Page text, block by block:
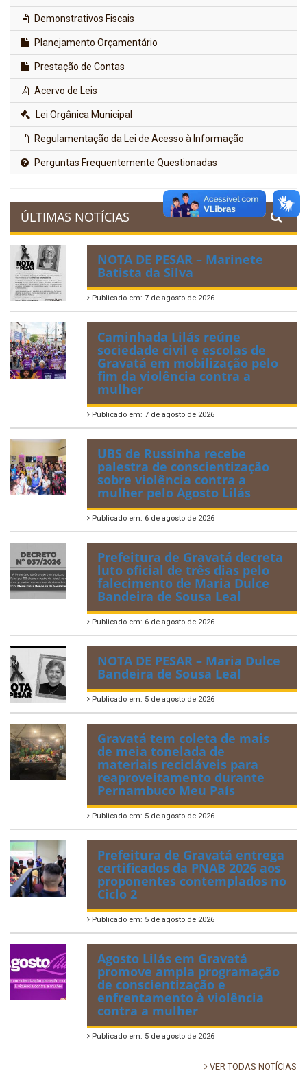
Demonstrativos Fiscais
Planejamento Orçamentário
Prestação de Contas
Acervo de Leis
Lei Orgânica Municipal
Regulamentação da Lei de Acesso à Informação
Perguntas Frequentemente Questionadas
ÚLTIMAS NOTÍCIAS
NOTA DE PESAR – Marinete
Batista da Silva
Publicado em: 7 de agosto de 2026
Caminhada Lilás reúne
sociedade civil e escolas de
Gravatá em mobilização pelo
fim da violência contra a
mulher
Publicado em: 7 de agosto de 2026
UBS de Russinha recebe
palestra de conscientização
sobre violência contra a
mulher pelo Agosto Lilás
Publicado em: 6 de agosto de 2026
Prefeitura de Gravatá decreta
luto oficial de três dias pelo
falecimento de Maria Dulce
Bandeira de Sousa Leal
Publicado em: 6 de agosto de 2026
NOTA DE PESAR – Maria Dulce
Bandeira de Sousa Leal
Publicado em: 5 de agosto de 2026
Gravatá tem coleta de mais
de meia tonelada de
materiais recicláveis para
reaproveitamento durante
Pernambuco Meu País
Publicado em: 5 de agosto de 2026
Prefeitura de Gravatá entrega
certificados da PNAB 2026 aos
proponentes contemplados no
Ciclo 2
Publicado em: 5 de agosto de 2026
Agosto Lilás em Gravatá
promove ampla programação
de conscientização e
enfrentamento à violência
contra a mulher
Publicado em: 5 de agosto de 2026
VER TODAS NOTÍCIAS